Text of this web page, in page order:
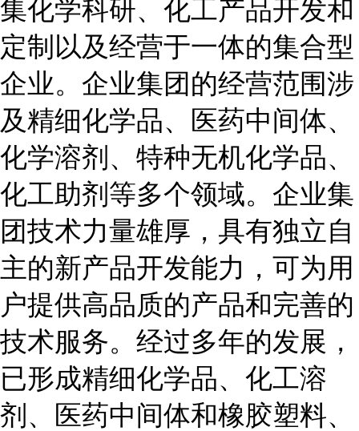
集化学科研、化工产品开发和
定制以及经营于一体的集合型
企业。企业集团的经营范围涉
及精细化学品、医药中间体、
化学溶剂、特种无机化学品、
化工助剂等多个领域。企业集
团技术力量雄厚，具有独立自
主的新产品开发能力，可为用
户提供高品质的产品和完善的
技术服务。经过多年的发展，
已形成精细化学品、化工溶
剂、医药中间体和橡胶塑料、